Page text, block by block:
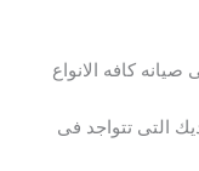
كافه الانواع
التى تتواجد فى